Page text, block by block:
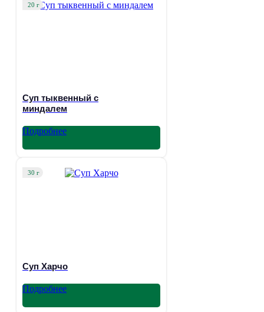
20 г
Суп тыквенный с
миндалем
Подробнее
30 г
Суп Харчо
Подробнее